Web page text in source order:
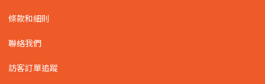
條款和細則
聯絡我們
訪客訂單追蹤